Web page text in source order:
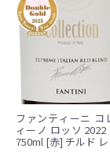
ファンティーニ コ
ィーノ ロッソ
750ml [赤] チルド